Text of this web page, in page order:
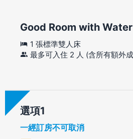
Good Room with
1 張標準雙人床
最多可入住 2 人 (含所有額外
選項
一經訂房不可取消